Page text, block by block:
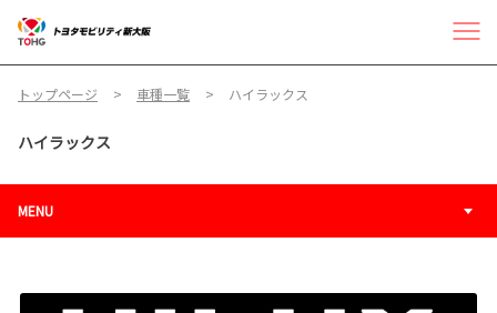
トップページ 車種一覧 ハイラックス
ハイラックス
MENU